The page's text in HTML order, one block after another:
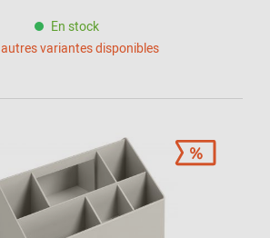
En stock
autres variantes disponibles